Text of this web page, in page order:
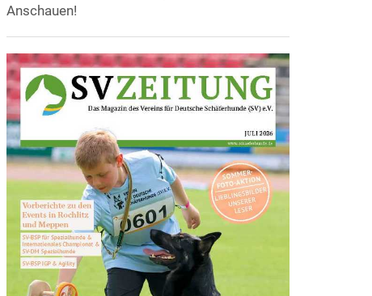
Anschauen!